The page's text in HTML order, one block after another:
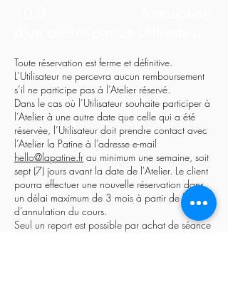
Toute réservation est ferme et définitive.
L’Utilisateur ne percevra aucun remboursement
s’il ne participe pas à l’Atelier réservé.
Dans le cas où l’Utilisateur souhaite participer à
l’Atelier à une autre date que celle qui a été
réservée, l’Utilisateur doit prendre contact avec
l’Atelier la Patine à l’adresse e-mail
hello@lapatine.fr au minimum une semaine, soit
sept (7) jours avant la date de l'Atelier. Le client
pourra effectuer une nouvelle réservation dans
un délai maximum de 3 mois à partir de la date
d’annulation du cours.
Seul un report est possible par achat de séance